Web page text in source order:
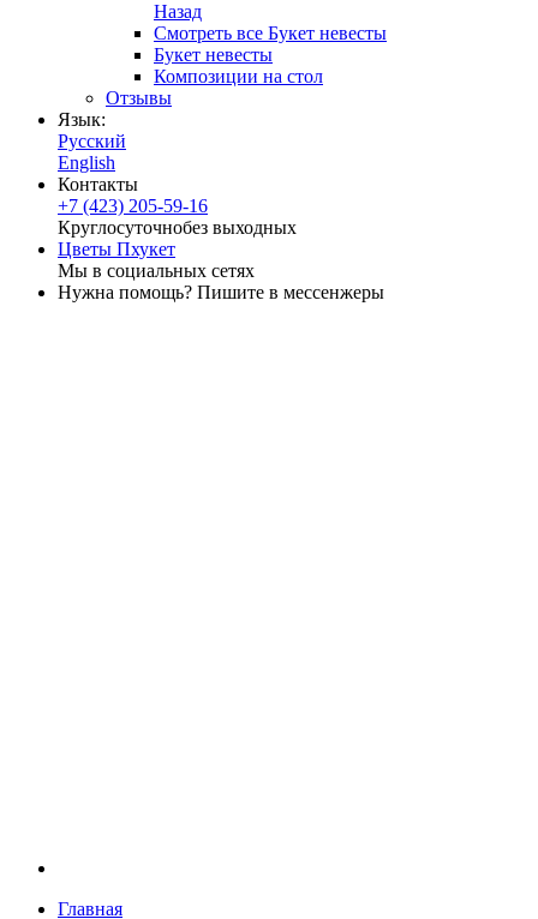
Назад
Смотреть все Букет невесты
Букет невесты
Композиции на стол
Отзывы
Язык:
Русский
English
Контакты
+7 (423) 205-59-16
Круглосуточнобез выходных
Цветы Пхукет
Мы в социальных сетях
Нужна помощь? Пишите в мессенжеры
Главная